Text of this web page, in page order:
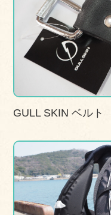
GULL SKIN ベルト